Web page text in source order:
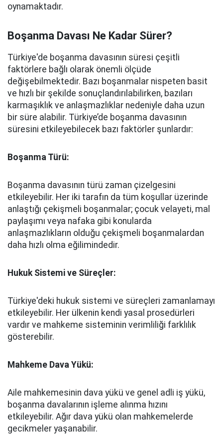
oynamaktadır.
Boşanma Davası Ne Kadar Sürer?
Türkiye'de boşanma davasının süresi çeşitli
faktörlere bağlı olarak önemli ölçüde
değişebilmektedir. Bazı boşanmalar nispeten basit
ve hızlı bir şekilde sonuçlandırılabilirken, bazıları
karmaşıklık ve anlaşmazlıklar nedeniyle daha uzun
bir süre alabilir. Türkiye’de boşanma davasının
süresini etkileyebilecek bazı faktörler şunlardır:
Boşanma Türü:
Boşanma davasının türü zaman çizelgesini
etkileyebilir. Her iki tarafın da tüm koşullar üzerinde
anlaştığı çekişmeli boşanmalar; çocuk velayeti, mal
paylaşımı veya nafaka gibi konularda
anlaşmazlıkların olduğu çekişmeli boşanmalardan
daha hızlı olma eğilimindedir.
Hukuk Sistemi ve Süreçler:
Türkiye'deki hukuk sistemi ve süreçleri zamanlamayı
etkileyebilir. Her ülkenin kendi yasal prosedürleri
vardır ve mahkeme sisteminin verimliliği farklılık
gösterebilir.
Mahkeme Dava Yükü:
Aile mahkemesinin dava yükü ve genel adli iş yükü,
boşanma davalarının işleme alınma hızını
etkileyebilir. Ağır dava yükü olan mahkemelerde
gecikmeler yaşanabilir.